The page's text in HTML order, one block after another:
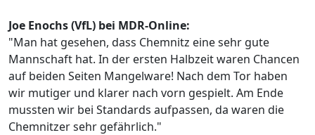
Joe Enochs (VfL) bei MDR-Online:
"Man hat gesehen, dass Chemnitz eine sehr gute
Mannschaft hat. In der ersten Halbzeit waren Chancen
auf beiden Seiten Mangelware! Nach dem Tor haben
wir mutiger und klarer nach vorn gespielt. Am Ende
mussten wir bei Standards aufpassen, da waren die
Chemnitzer sehr gefährlich."